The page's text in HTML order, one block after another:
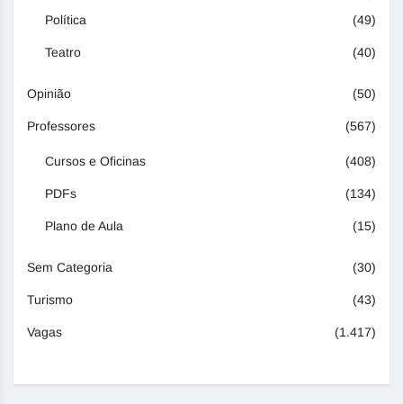
Política (49)
Teatro (40)
Opinião (50)
Professores (567)
Cursos e Oficinas (408)
PDFs (134)
Plano de Aula (15)
Sem Categoria (30)
Turismo (43)
Vagas (1.417)